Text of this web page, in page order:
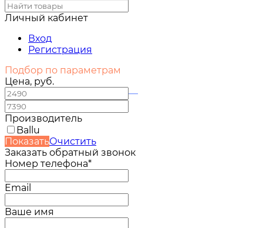
Личный кабинет
Вход
Регистрация
Подбор по параметрам
Цена, руб.
—
Производитель
Ballu
ПоказатьОчистить
Заказать обратный звонок
Номер телефона*
Email
Ваше имя